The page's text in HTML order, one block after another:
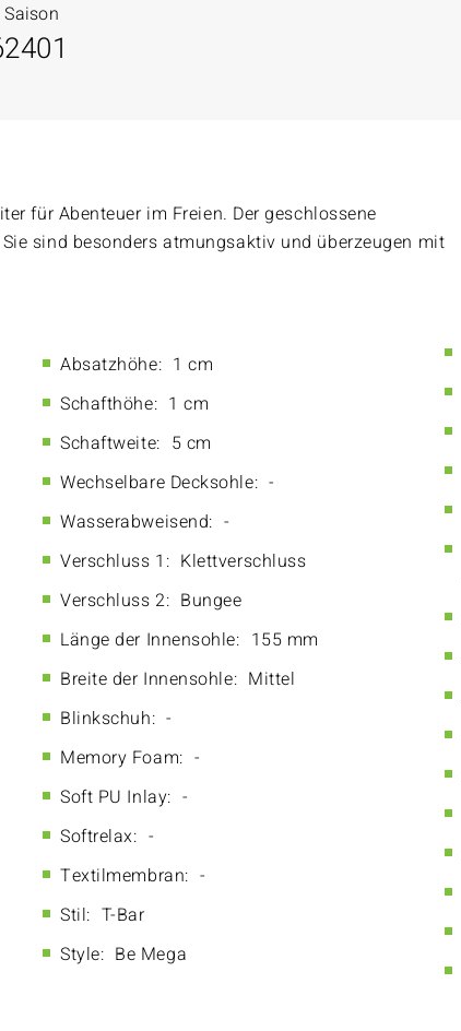
Saison
2401
für Abenteuer im Freien. Der geschlossene
sind besonders atmungsaktiv und überzeugen mit
Absatzhöhe: 1 cm
Schafthöhe: 1 cm
Schaftweite: 5 cm
Wechselbare Decksohle: -
Wasserabweisend: -
Verschluss 1: Klettverschluss
Verschluss 2: Bungee
Länge der Innensohle: 155 mm
Breite der Innensohle: Mittel
Blinkschuh: -
Memory Foam: -
Soft PU Inlay: -
Softrelax: -
Textilmembran: -
Stil: T-Bar
Style: Be Mega